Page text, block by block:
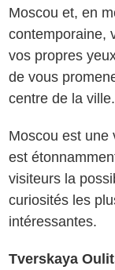
Moscou et, en
contemporaine,
vos propres
de vous
centre de la ville.
Moscou est une
est
visiteurs la
curiosités les
intéressantes.
Tverskaya